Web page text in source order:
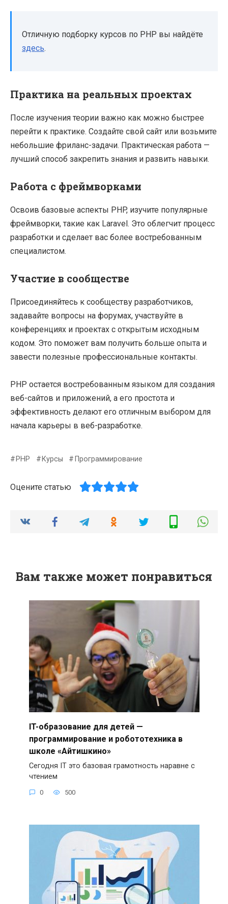
Отличную подборку курсов по PHP вы найдёте
здесь.
Практика на реальных проектах
После изучения теории важно как можно быстрее
перейти к практике. Создайте свой сайт или возьмите
небольшие фриланс-задачи. Практическая работа —
лучший способ закрепить знания и развить навыки.
Работа с фреймворками
Освоив базовые аспекты PHP, изучите популярные
фреймворки, такие как Laravel. Это облегчит процесс
разработки и сделает вас более востребованным
специалистом.
Участие в сообществе
Присоединяйтесь к сообществу разработчиков,
задавайте вопросы на форумах, участвуйте в
конференциях и проектах с открытым исходным
кодом. Это поможет вам получить больше опыта и
завести полезные профессиональные контакты.
PHP остается востребованным языком для создания
веб-сайтов и приложений, а его простота и
эффективность делают его отличным выбором для
начала карьеры в веб-разработке.
PHP Курсы Программирование
Оцените статью
Вам также может понравиться
IT-образование для детей —
программирование и робототехника в
школе «Айтишкино»
Сегодня IT это базовая грамотность наравне с
чтением
0 500